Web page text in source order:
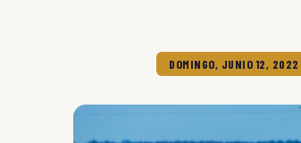
DOMINGO, JUNIO 12, 2022